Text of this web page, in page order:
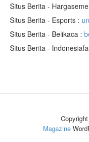
Situs Berita -
Situs Berita - Esports :
Situs Berita - Belikaca :
Situs Berita -
Magazine